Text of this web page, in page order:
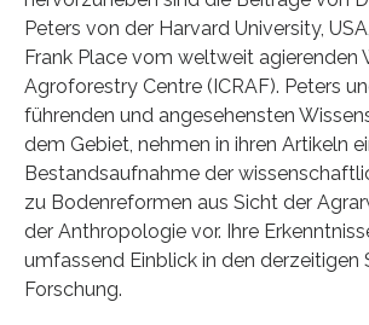
Peters von der Harvard University,
Frank Place vom weltweit agierenden
Agroforestry Centre (ICRAF). Peters
führenden und angesehensten
dem Gebiet, nehmen in ihren Artikeln
Bestandsaufnahme der
zu Bodenreformen aus Sicht der
der Anthropologie vor. Ihre
umfassend Einblick in den derzeitigen
Forschung.